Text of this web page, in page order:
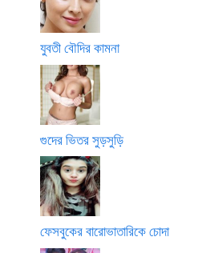
যুবতী বৌদির কামনা
গুদের ভিতর সুড়সুড়ি
ফেসবুকের বারোভাতারিকে চোদা